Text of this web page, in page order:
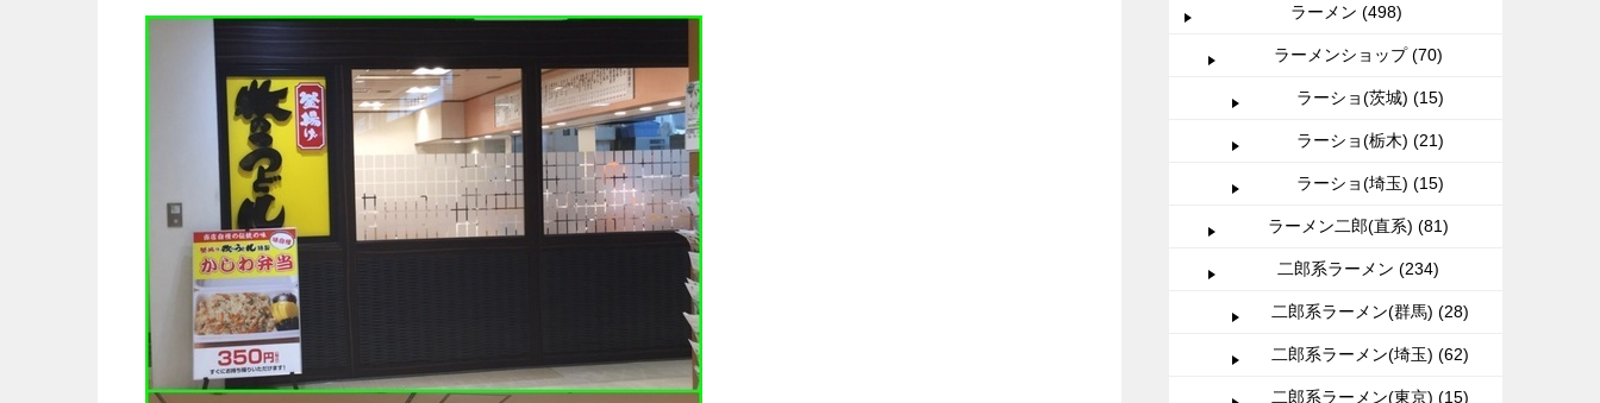
ラーメン (498)
ラーメンショップ (70)
ラーショ(茨城) (15)
ラーショ(栃木) (21)
ラーショ(埼玉) (15)
ラーメン二郎(直系) (81)
二郎系ラーメン (234)
二郎系ラーメン(群馬) (28)
二郎系ラーメン(埼玉) (62)
二郎系ラーメン(東京) (15)